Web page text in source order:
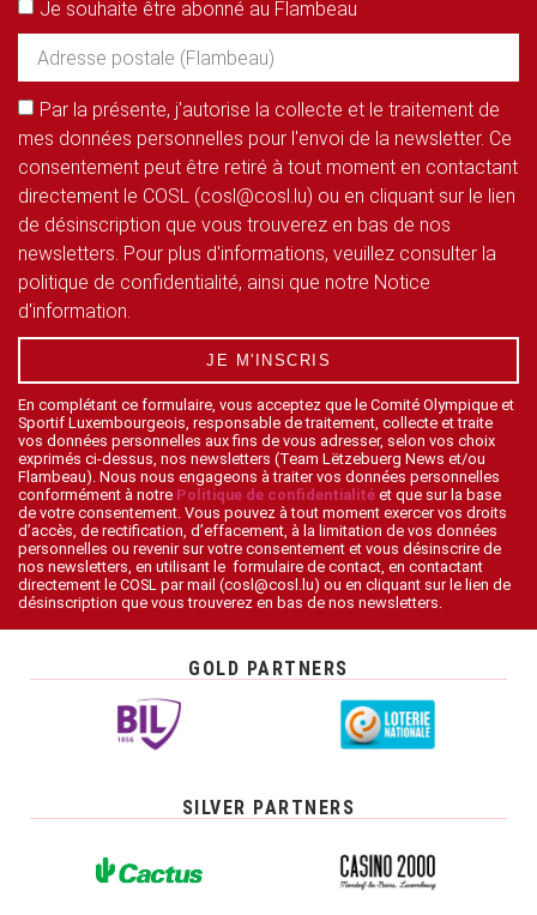
Je souhaite être abonné au Flambeau
Par la présente, j'autorise la collecte et le traitement de
mes données personnelles pour l'envoi de la newsletter. Ce
consentement peut être retiré à tout moment en contactant
directement le COSL (cosl@cosl.lu) ou en cliquant sur le lien
de désinscription que vous trouverez en bas de nos
newsletters. Pour plus d'informations, veuillez consulter la
politique de confidentialité, ainsi que notre Notice
d'information.
JE M'INSCRIS
En complétant ce formulaire, vous acceptez que le Comité Olympique et
Sportif Luxembourgeois, responsable de traitement, collecte et traite
vos données personnelles aux fins de vous adresser, selon vos choix
exprimés ci-dessus, nos newsletters (Team Lëtzebuerg News et/ou
Flambeau). Nous nous engageons à traiter vos données personnelles
conformément à notre Politique de confidentialité et que sur la base
de votre consentement. Vous pouvez à tout moment exercer vos droits
d’accès, de rectification, d’effacement, à la limitation de vos données
personnelles ou revenir sur votre consentement et vous désinscrire de
nos newsletters, en utilisant le formulaire de contact, en contactant
directement le COSL par mail (cosl@cosl.lu) ou en cliquant sur le lien de
désinscription que vous trouverez en bas de nos newsletters.
GOLD PARTNERS
SILVER PARTNERS